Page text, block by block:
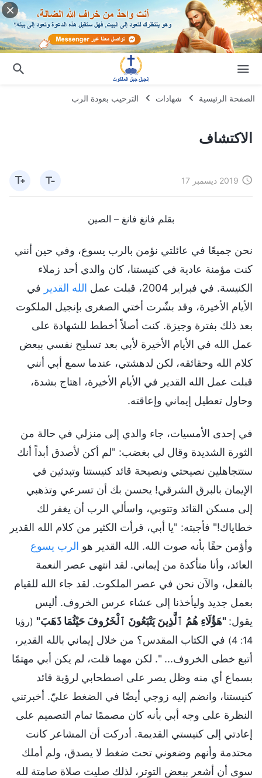
الصفحة الرئيسية شهادات الترحيب بعودة الرب
الاكتشاف
2019 ديسمبر 17
بقلم فانغ فانغ – الصين
نحن جميعًا في عائلتي نؤمن بالرب يسوع، وفي حين أنني
كنت مؤمنة عادية في كنيستنا، كان والدي أحد زملاء
الكنيسة. في فبراير 2004، قبلت عمل
الله القدير في
الأيام الأخيرة، وقد بشّرت أختي الصغرى بإنجيل الملكوت
بعد ذلك بفترة وجيزة. كنت أصلاً أخطط للشهادة على
عمل الله في الأيام الأخيرة لأبي بعد تسليح نفسي ببعض
كلام الله وحقائقه، لكن لدهشتي، عندما سمع أبي أنني
قبلت عمل الله القدير في الأيام الأخيرة، اهتاج بشدة،
وحاول تعطيل إيماني وإعاقته.
في إحدى الأمسيات، جاء والدي إلى منزلي في حالة من
الثورة الشديدة وقال لي بغضب: "لم أكن لأصدق أبداً أنك
ستتجاهلين نصيحتي ونصيحة قائد كنيستنا وتبدئين في
الإيمان بالبرق الشرقي! يحسن بك أن تسرعي وتذهبي
إلى مسكن القائد وتتوبي، واسألي الرب أن يغفر لك
خطاياك!" فأجبته: "يا أبي، قرأت الكثير من كلام الله القدير
وأؤمن حقًا بأنه صوت الله. الله القدير هو الرب يسوع
العائد، وأنا متأكدة من إيماني. لقد انتهى عصر النعمة
بالفعل، والآن نحن في عصر الملكوت. لقد جاء الله للقيام
بعمل جديد وليأخذنا إلى عشاء عرس الخروف. أليس
يقول: "هَؤُلَاءِ هُمُ ٱلَّذِينَ يَتْبَعُونَ ٱلْخَرُوفَ حَيْثُمَا ذَهَبَ" (رؤيا
14: 4)
في الكتاب المقدس؟ من خلال إيماني بالله القدير،
أتبع خطى الخروف... ". لكن مهما قلت، لم يكن أبي مهتمًا
بسماع أي منه وظل يصر على اصطحابي لرؤية قائد
كنيستنا، وانضم إليه زوجي أيضًا في الضغط عليّ. أخبرتني
النظرة على وجه أبي بأنه كان مصممًا تمام التصميم على
إعادتي إلى كنيستي القديمة. أدركت أن المشاعر كانت
محتدمة وأنهم وضعوني تحت ضغط لا يصدق، ولم أملك
سوى أن أشعر ببعض التوتر، لذلك صليت صلاة صامتة لله